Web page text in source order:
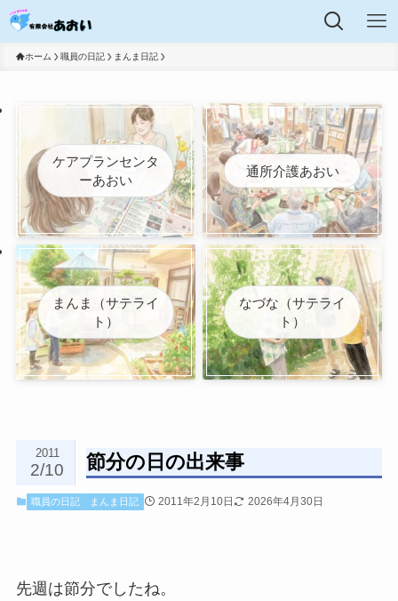
ホーム 職員の日記 まんま日記
ケアプランセンタ
ーあおい
通所介護あおい
まんま（サテライ
ト）
なづな（サテライ
ト）
節分の日の出来事
2011
2/10
職員の日記 まんま日記 2011年2月10日 2026年4月30日
先週は節分でしたね。